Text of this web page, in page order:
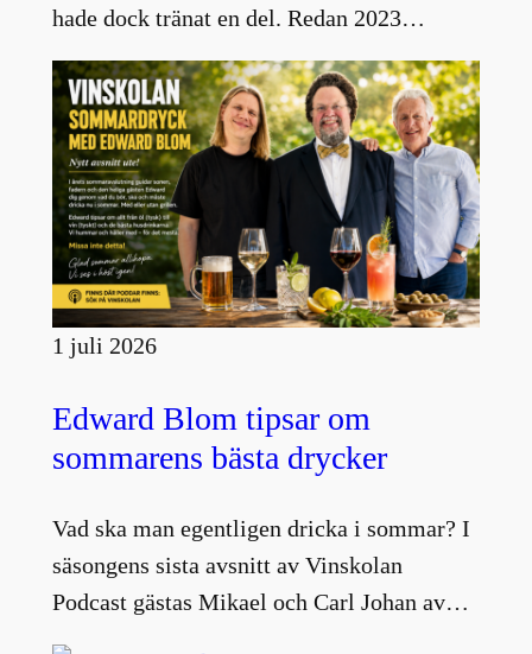
hade dock tränat en del. Redan 2023…
1 juli 2026
Edward Blom tipsar om
sommarens bästa drycker
Vad ska man egentligen dricka i sommar? I
säsongens sista avsnitt av Vinskolan
Podcast gästas Mikael och Carl Johan av…